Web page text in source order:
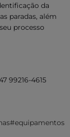
da
paradas, além
processo
99216-4615
#equipamentos